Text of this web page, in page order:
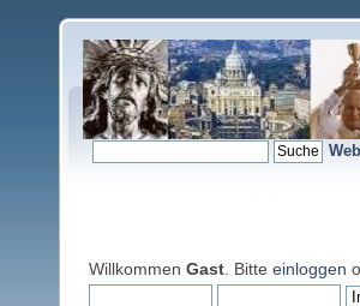
Willkommen Gast . Bitte einloggen